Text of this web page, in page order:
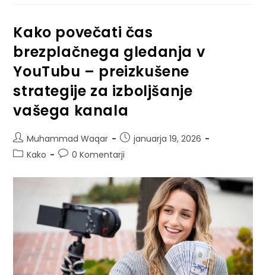
Kako povečati čas
brezplačnega gledanja v
YouTubu – preizkušene
strategije za izboljšanje
vašega kanala
Muhammad Waqar
januarja 19, 2026
Kako
0 Komentarji